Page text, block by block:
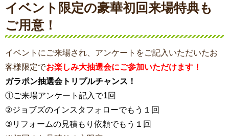
イベント限定の豪華初回来場特典も
ご用意！
イベントにご来場され、アンケートをご記入いただいたお
客様限定でお楽しみ大抽選会にご参加いただけます！
ガラポン抽選会トリプルチャンス！
①ご来場アンケート記入で1回
②ジョブズのインスタフォローでもう１回
③リフォームの見積もり依頼でもう１回